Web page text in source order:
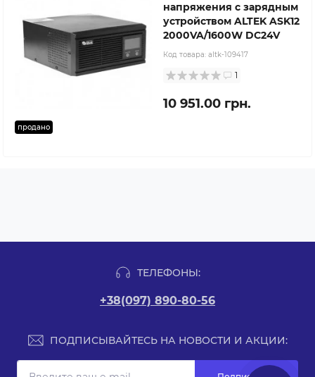
продано
напряжения с зарядным
устройством ALTEK ASK12
2000VA/1600W DC24V
Код товара: altk-109417
1
10 951.00 грн.
ТЕЛЕФОНЫ:
+38(097) 890-80-56
ПОДПИСЫВАЙТЕСЬ НА НОВОСТИ И АКЦИИ: